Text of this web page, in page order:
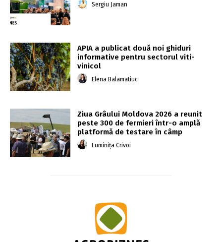
Sergiu Jaman
APIA a publicat două noi ghiduri
informative pentru sectorul viti-
vinicol
Elena Balamatiuc
Ziua Grâului Moldova 2026 a reunit
peste 300 de fermieri într-o amplă
platformă de testare în câmp
Luminița Crivoi